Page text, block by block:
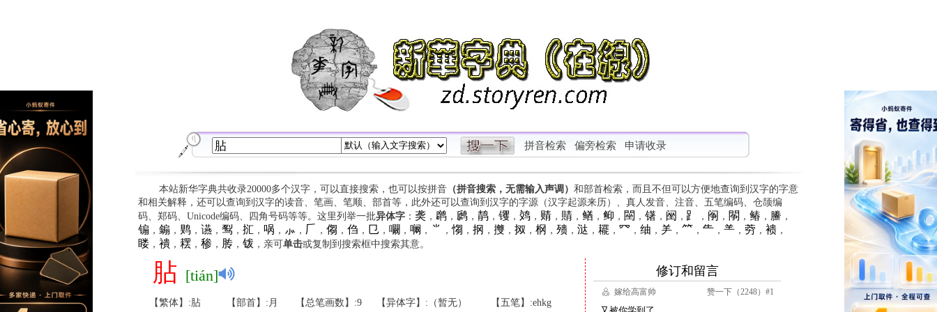
拼音检索 偏旁检索 申请收录
本站新华字典共收录20000多个汉字，可以直接搜索，也可以按拼音（拼音搜索，无需输入声调） 和部首检索，而且不但可以方便地查询到汉字的字意
和相关解释，还可以查询到汉字的读音、笔画、笔顺、部首等，此外还可以查询到汉字的字源（汉字起源来历）、真人发音、注音、五笔编码、仓颉编
码、郑码、Unicode编码、四角号码等等。这里列举一批异体字： 䶮 ， 䴙， 䴘， 䴖， 䦆， 䴔， 䞍， 䝼， 䲡 ， 䲟 ， 䦟 ， 䦃， 䦷 ， ⻊ ， 䦶 ， 䦛 ， 䲠 ， 䲢 ，
䦂 ， 䥇 ， 䴗， 䜩， 䴕， 㧟 ， 㖞 ， ⺗ ， 𠂆 ， 㑳 ， 㑇 ， 㔾 ， 㘚 ， 㘎 ， ⺌ ， 㥮 ， 㧏 ， 㩳， 㧐 ， 㭎 ， 㱮， 㳠 ， 䎱 ， ⺳ ， 䌷 ， ⺶， ⺮ ， ⺧， ⺷， 䓖， 䙌，
䁖， 䙡， 䎬 ， 䅟， 䏝， 䥽，亲可单击或复制到搜索框中搜索其意。
胋 [tián]
【繁体】:胋 【部首】:月 【总笔画数】:9 【异体字】:（暂无） 【五笔】:ehkg